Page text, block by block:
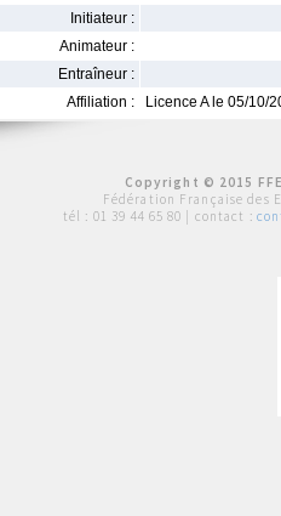
Initiateur :
Animateur :
Entraîneur :
Affiliation :
Licence A le 05/10/
Copyright © 2015
Fédération Française des
tél : 01 39 44 65 80 | contact :